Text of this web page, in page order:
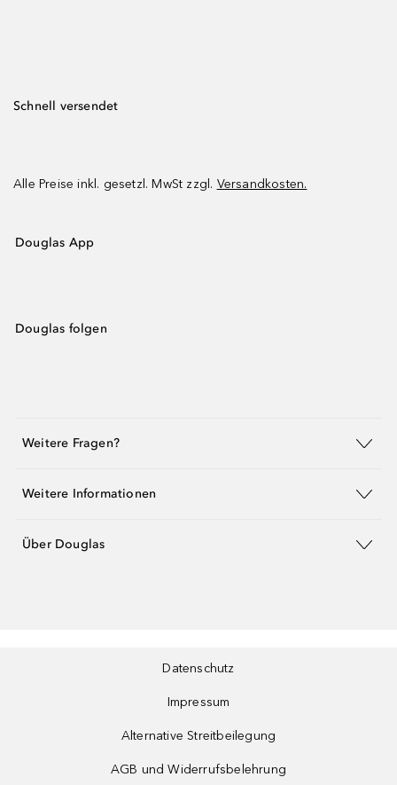
Schnell versendet
Alle Preise inkl. gesetzl. MwSt zzgl. Versandkosten.
Douglas App
Douglas folgen
Weitere Fragen?
Weitere Informationen
Über Douglas
Datenschutz
Impressum
Alternative Streitbeilegung
AGB und Widerrufsbelehrung